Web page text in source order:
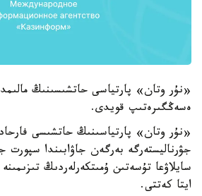
«نۇر وتان» پارتياسى حاتشىسىنىڭ
ەسەڭگىرەتىپ قويدى.
«نۇر وتان» پارتياسىنىڭ حاتشىسى فارحاد
جۋرناليستەرگە بەرگەن جاۋابىندا سپورت
سايلاۋعا تۇسەتىن ۇمىتكەرلەردىڭ
ايتا كەتتى.